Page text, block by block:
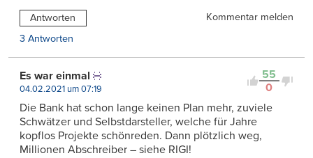
Antworten
Kommentar melden
3 Antworten
55
0
Es war einmal
04.02.2021 um 07:19
Die Bank hat schon lange keinen Plan mehr, zuviele
Schwätzer und Selbstdarsteller, welche für Jahre
kopflos Projekte schönreden. Dann plötzlich weg,
Millionen Abschreiber – siehe RIGI!